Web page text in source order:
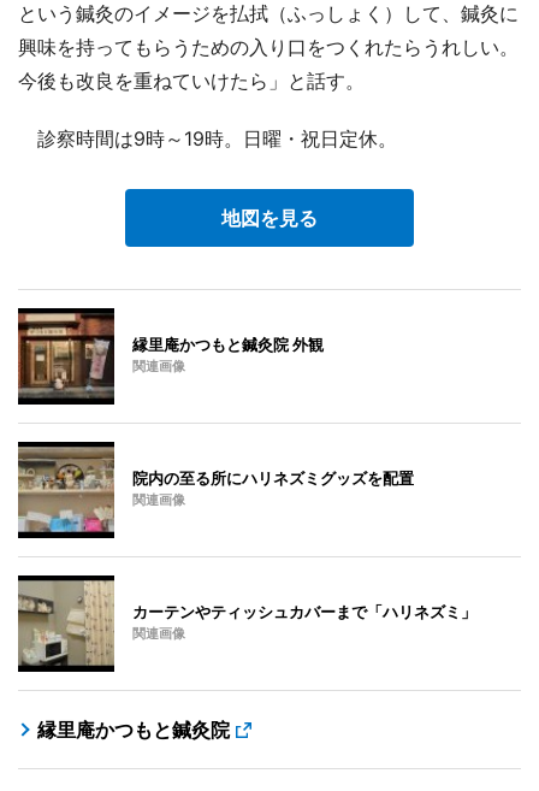
という鍼灸のイメージを払拭（ふっしょく）して、鍼灸に
興味を持ってもらうための入り口をつくれたらうれしい。
今後も改良を重ねていけたら」と話す。
診察時間は9時～19時。日曜・祝日定休。
地図を見る
縁里庵かつもと鍼灸院 外観
関連画像
院内の至る所にハリネズミグッズを配置
関連画像
カーテンやティッシュカバーまで「ハリネズミ」
関連画像
縁里庵かつもと鍼灸院